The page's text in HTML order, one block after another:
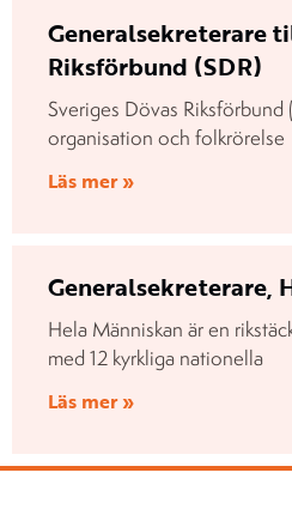
Generalsekreterare
Riksförbund (SDR)
Sveriges Dövas Riksförbund
organisation och folkrörelse
Läs mer »
Generalsekreterare,
Hela Människan är en
med 12 kyrkliga nationella
Läs mer »